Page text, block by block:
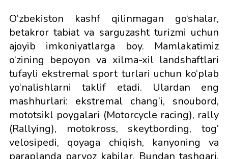
O‘zbekiston kashf qilinmagan go‘shalar,
betakror tabiat va sarguzasht turizmi uchun
ajoyib imkoniyatlarga boy. Mamlakatimiz
o‘zining bepoyon va xilma-xil landshaftlari
tufayli ekstremal sport turlari uchun ko‘plab
yo‘nalishlarni taklif etadi. Ulardan eng
mashhurlari: ekstremal chang‘i, snoubord,
mototsikl poygalari (Motorcycle racing), rally
(Rallying), motokross, skeytbording, tog‘
velosipedi, qoyaga chiqish, kanyoning va
paraplanda parvoz kabilar. Bundan tashqari,